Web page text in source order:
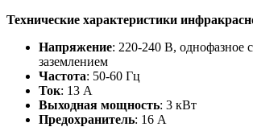
Технические характеристики
Напряжение: 220-240 В, однофазное
заземлением
Частота: 50-60 Гц
Ток: 13 А
Выходная мощность: 3 кВт
Предохранитель: 16 А